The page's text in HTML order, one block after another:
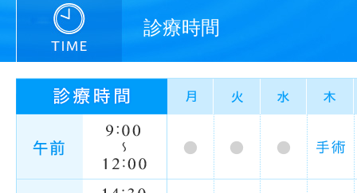
診療時間